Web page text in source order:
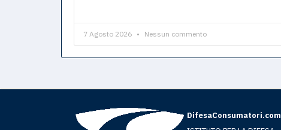
7 Agosto 2026 Nessun commento
DifesaConsumatori.com